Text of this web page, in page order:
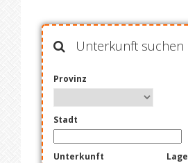
Unterkunft suchen
Provinz
Stadt
Unterkunft Lage